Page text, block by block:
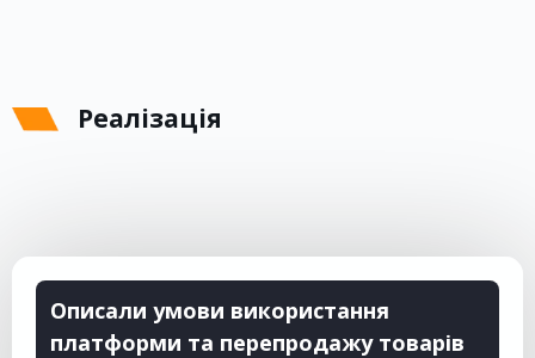
Реалізація
Описали умови використання
платформи та перепродажу товарів